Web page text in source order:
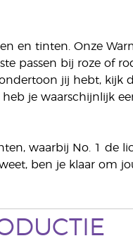
en tinten. Onze
passen bij roze of
jij hebt, kijk
je waarschijnlijk
waarbij No. 1 de
ben je klaar om